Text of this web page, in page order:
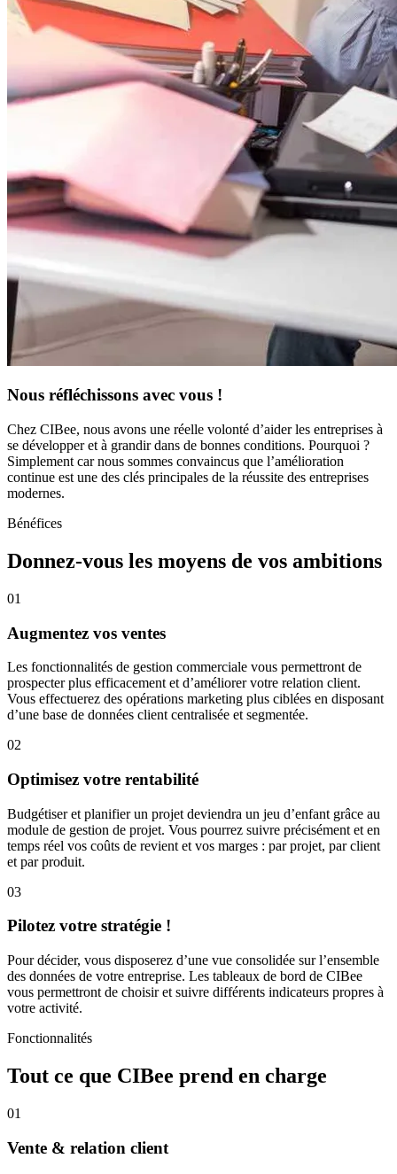
Nous réfléchissons avec vous !
Chez CIBee, nous avons une réelle volonté d’aider les entreprises à
se développer et à grandir dans de bonnes conditions. Pourquoi ?
Simplement car nous sommes convaincus que l’amélioration
continue est une des clés principales de la réussite des entreprises
modernes.
Bénéfices
Donnez-vous les moyens de vos ambitions
01
Augmentez vos ventes
Les fonctionnalités de gestion commerciale vous permettront de
prospecter plus efficacement et d’améliorer votre relation client.
Vous effectuerez des opérations marketing plus ciblées en disposant
d’une base de données client centralisée et segmentée.
02
Optimisez votre rentabilité
Budgétiser et planifier un projet deviendra un jeu d’enfant grâce au
module de gestion de projet. Vous pourrez suivre précisément et en
temps réel vos coûts de revient et vos marges : par projet, par client
et par produit.
03
Pilotez votre stratégie !
Pour décider, vous disposerez d’une vue consolidée sur l’ensemble
des données de votre entreprise. Les tableaux de bord de CIBee
vous permettront de choisir et suivre différents indicateurs propres à
votre activité.
Fonctionnalités
Tout ce que CIBee prend en charge
01
Vente & relation client